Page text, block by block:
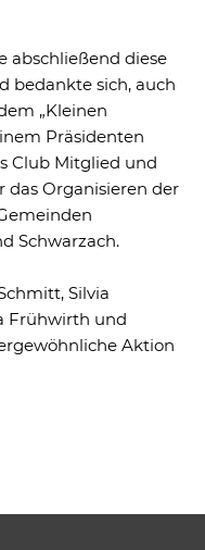
abschließend diese
bedankte sich, auch
„Kleinen
Präsidenten
Club Mitglied und
das Organisieren der
Schwarzach.
Silvia
Frühwirth und
Aktion